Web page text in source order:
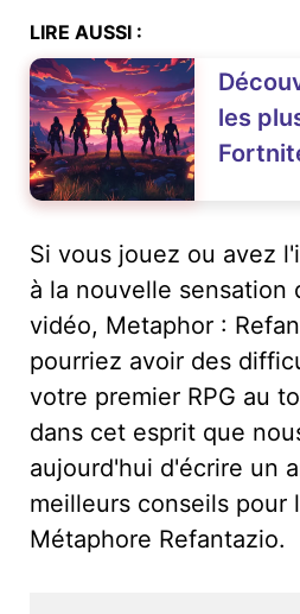
LIRE AUSSI :
les
Si vous jouez ou avez
à la nouvelle sensation
vidéo, Metaphor :
pourriez avoir des
votre premier RPG au
dans cet esprit que
aujourd'hui d'écrire un
meilleurs conseils pour
Métaphore Refantazio.